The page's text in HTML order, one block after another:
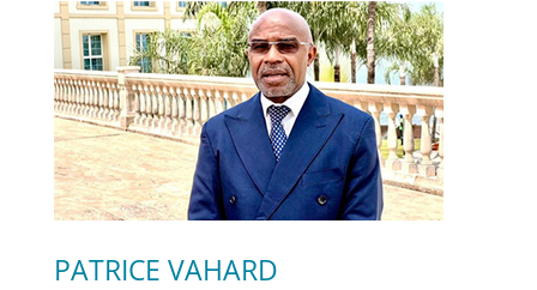
PATRICE VAHARD